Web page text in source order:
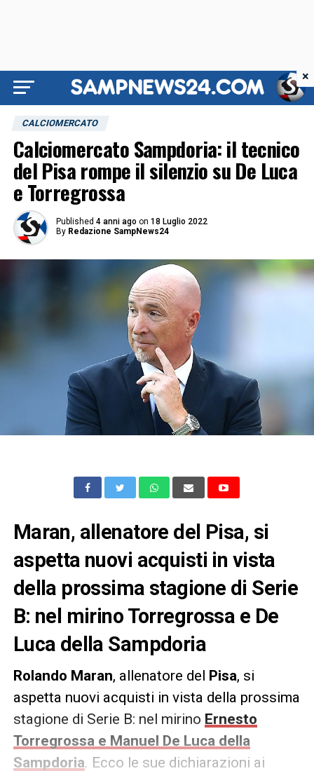
CALCIOMERCATO
Calciomercato Sampdoria: il tecnico
del Pisa rompe il silenzio su De Luca
e Torregrossa
Published 4 anni ago on 18 Luglio 2022
By Redazione SampNews24
Maran, allenatore del Pisa, si
aspetta nuovi acquisti in vista
della prossima stagione di Serie
B: nel mirino Torregrossa e De
Luca della Sampdoria
Rolando Maran, allenatore del Pisa, si
aspetta nuovi acquisti in vista della prossima
stagione di Serie B: nel mirino Ernesto
Torregrossa e Manuel De Luca della
Sampdoria. Ecco le sue dichiarazioni ai
×